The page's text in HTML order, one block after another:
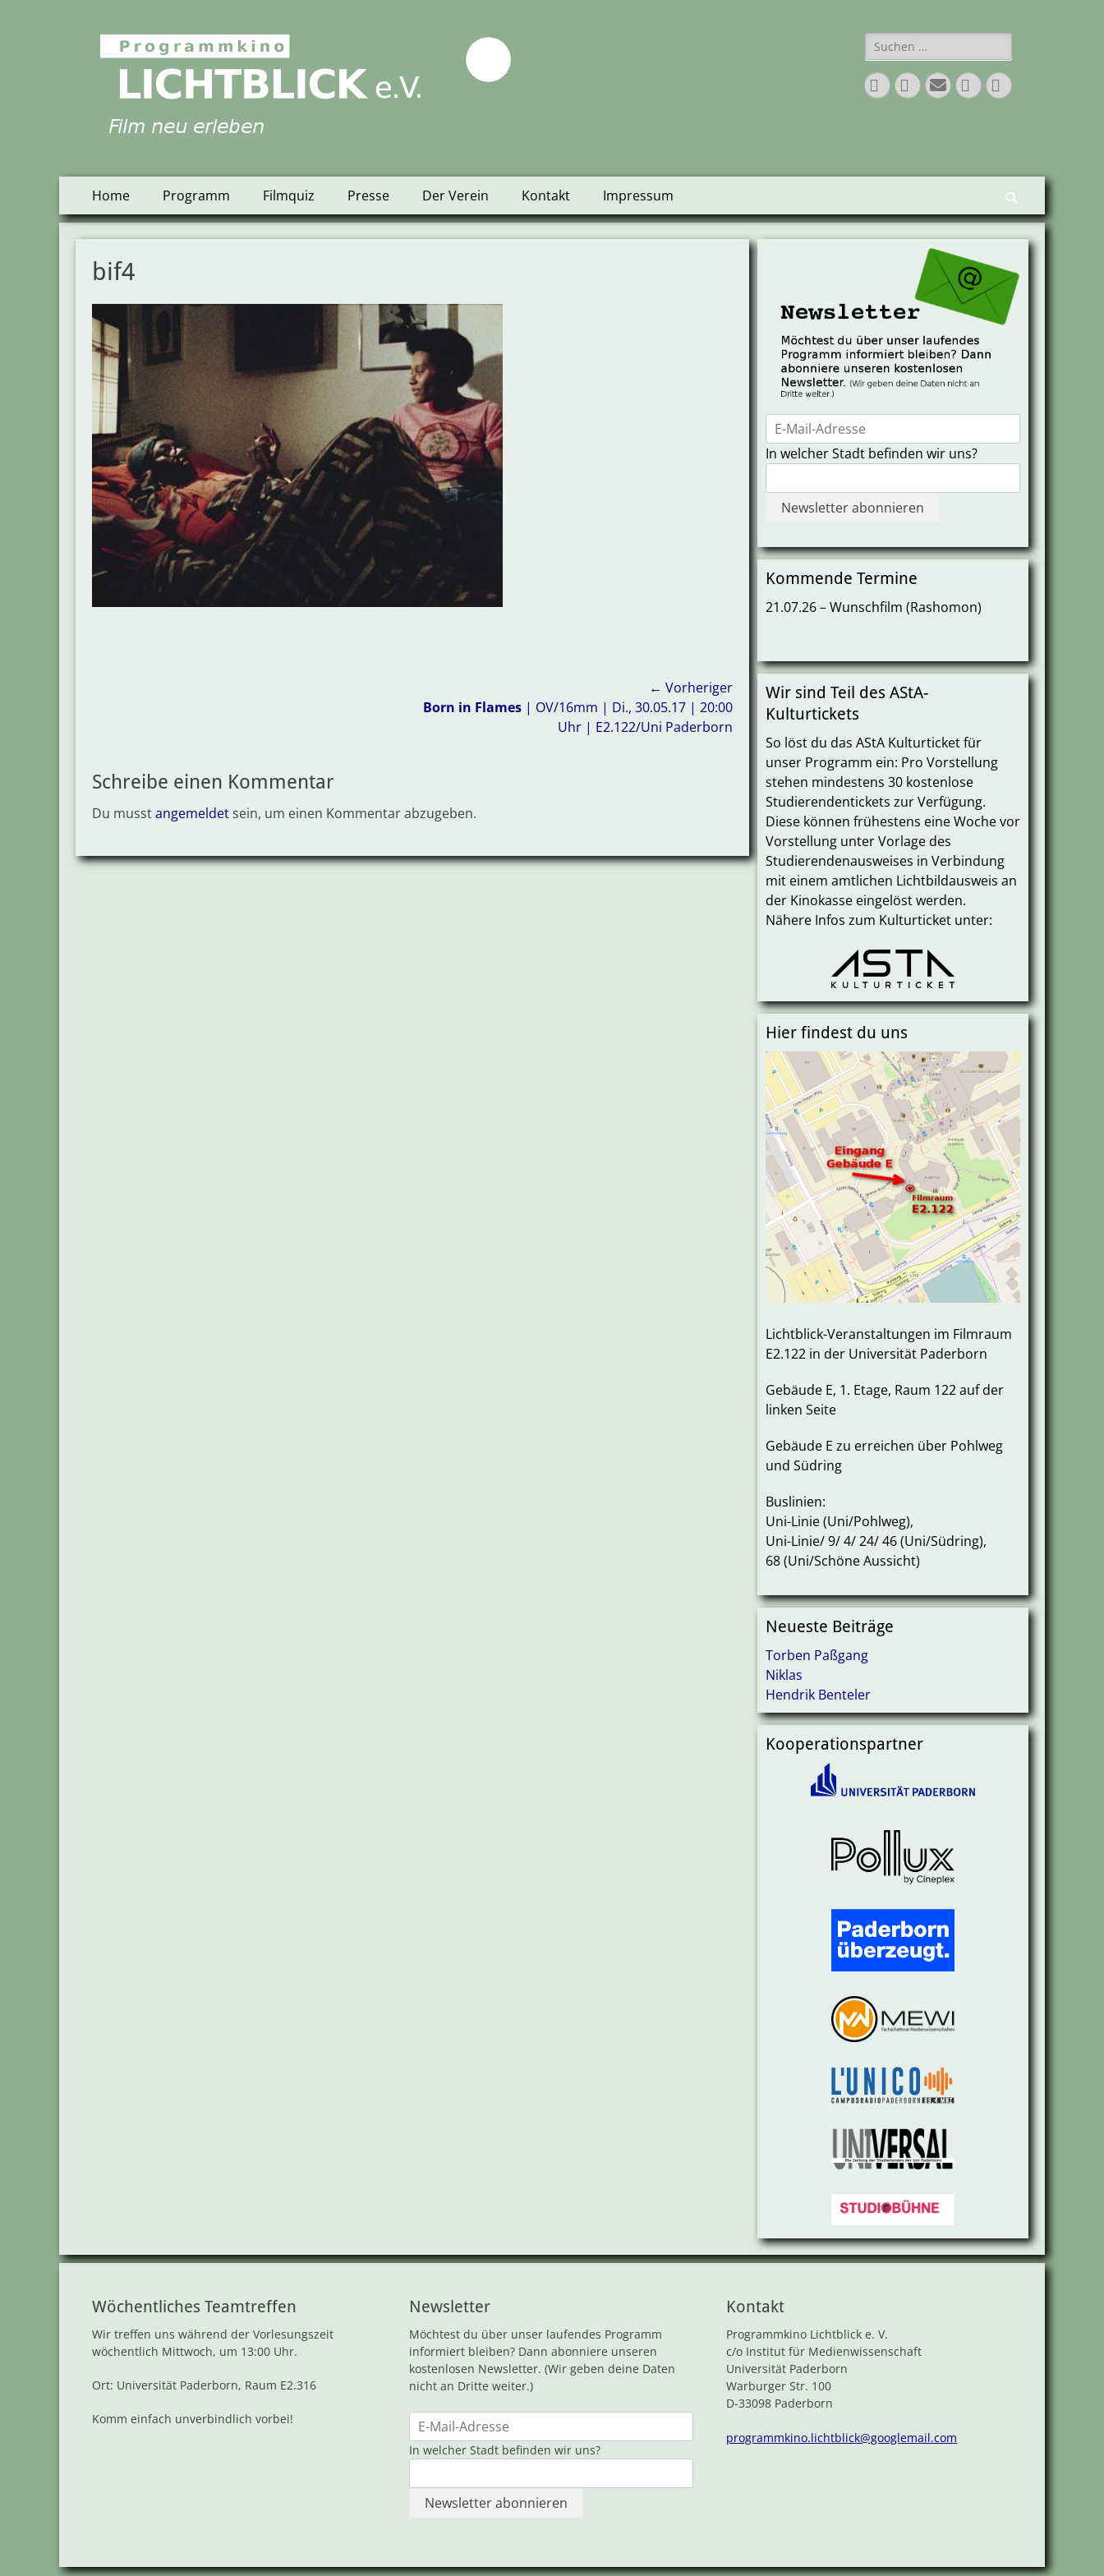
Programmkino Lichtblick e.V.
Suchen
nach:
Facebook
Twitter
E-
Mail
VimeoInstagram
Primäres
Menü
Inhalt
springen
Home Programm Filmquiz Presse Der Verein Kontakt Impressum
bif4
← Vorheriger
Vorheriger
Born in Flames | OV/16mm | Di., 30.05.17 | 20:00
Uhr | E2.122/Uni Paderborn
Schreibe einen Kommentar
Du musstangemeldet sein, um einen Kommentar abzugeben.
In welcher Stadt befinden wir uns?
Kommende Termine
21.07.26 – Wunschfilm (Rashomon)
Wir sind Teil des AStA-
Kulturtickets
So löst du das AStA Kulturticket für
unser Programm ein: Pro Vorstellung
stehen mindestens 30 kostenlose
Studierendentickets zur Verfügung.
Diese können frühestens eine Woche vor
Vorstellung unter Vorlage des
Studierendenausweises in Verbindung
mit einem amtlichen Lichtbildausweis an
der Kinokasse eingelöst werden.
Nähere Infos zum Kulturticket unter:
Hier findest du uns
Lichtblick-Veranstaltungen im Filmraum
E2.122 in der Universität Paderborn
Gebäude E, 1. Etage, Raum 122 auf der
linken Seite
Gebäude E zu erreichen über Pohlweg
und Südring
Buslinien:
Uni-Linie (Uni/Pohlweg),
Uni-Linie/ 9/ 4/ 24/ 46 (Uni/Südring),
68 (Uni/Schöne Aussicht)
Neueste Beiträge
Torben Paßgang
Niklas
Hendrik Benteler
Kooperationspartner
Wöchentliches Teamtreffen
Wir treffen uns während der Vorlesungszeit
wöchentlich Mittwoch, um 13:00 Uhr.
Ort: Universität Paderborn, Raum E2.316
Komm einfach unverbindlich vorbei!
Newsletter
Möchtest du über unser laufendes Programm
informiert bleiben? Dann abonniere unseren
kostenlosen Newsletter. (Wir geben deine Daten
nicht an Dritte weiter.)
In welcher Stadt befinden wir uns?
Kontakt
Programmkino Lichtblick e. V.
c/o Institut für Medienwissenschaft
Universität Paderborn
Warburger Str. 100
D-33098 Paderborn
programmkino.lichtblick@googlemail.com